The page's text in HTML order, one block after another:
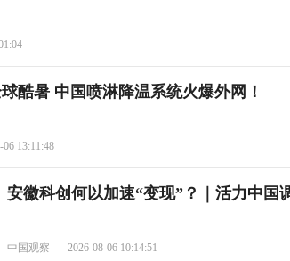
酷暑 中国喷淋降温系统火爆外网！
06 13:11:48
安徽科创何以加速“变现”？｜活力中国
中国观察 2026-08-06 10:14:51